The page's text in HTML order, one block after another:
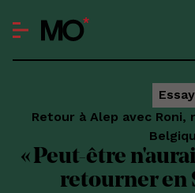
Essay
Retour à Alep avec Roni,
« Peut-être
retourner en